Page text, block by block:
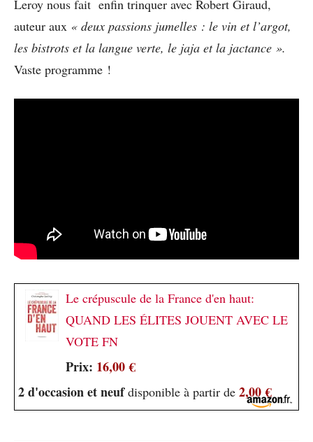
Leroy nous fait enfin trinquer avec Robert Giraud,
auteur aux « deux passions jumelles : le vin et l’argot,
les bistrots et la langue verte, le jaja et la jactance ».
Vaste programme !
Le crépuscule de la France d'en haut:
QUAND LES ÉLITES JOUENT AVEC LE
VOTE FN
Prix: 16,00 €
2 d'occasion et neufdisponible à partir de 2,00 €